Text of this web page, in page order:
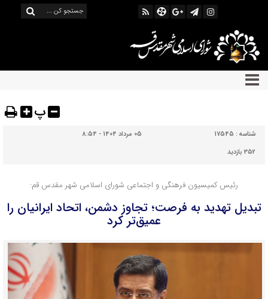
پ
شناسه : 17545
05 مرداد 1404 - 8:54
352 بازدید
رئیس کمیسیون فرهنگی و اجتماعی شورای اسلامی شهر مقدس قم:
تبدیل تهدید به فرصت؛ تجاوز دشمن، اتحاد ایرانیان را
عمیق‌تر کرد